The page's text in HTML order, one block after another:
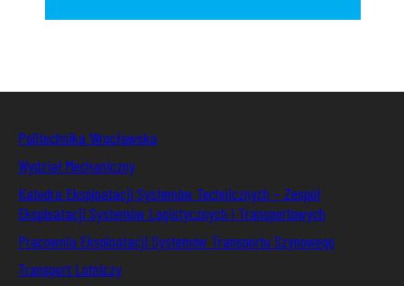
Politechnika Wrocławska
Wydział Mechaniczny
Katedra Eksploatacji Systemów Technicznych – Zespół
Eksploatacji Systemów Logistycznych i Transportowych
Pracownia Eksploatacji Systemów Transportu Szynowego
Transport Lotniczy